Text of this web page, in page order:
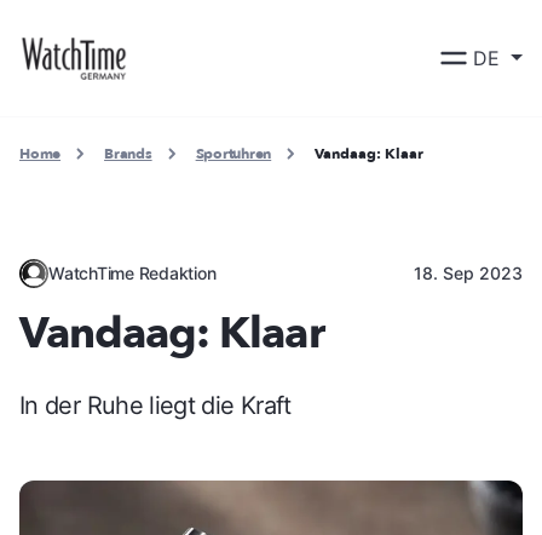
DE
Home Brands Sportuhren Vandaag: Klaar
WatchTime Redaktion 18. Sep 2023
Vandaag: Klaar
In der Ruhe liegt die Kraft